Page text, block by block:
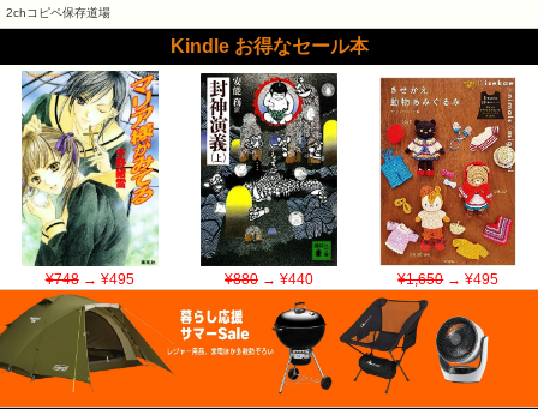
2chコピペ保存道場
Kindle お得なセール本
¥748→ ¥495 ¥880→ ¥440 ¥1,650→ ¥495